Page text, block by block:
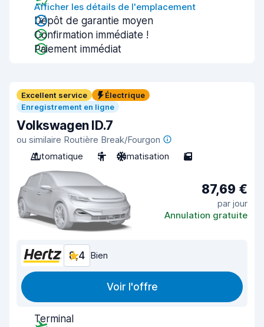
Afficher les détails de l'emplacement
Dépôt de garantie moyen
Confirmation immédiate !
Paiement immédiat
Excellent service
Électrique
Enregistrement en ligne
Volkswagen ID.7
ou similaire Routière Break/Fourgon
Automatique
5 Climatisation 5
87,69 €
par jour
Annulation gratuite
8,4 Bien
Voir l'offre
Terminal